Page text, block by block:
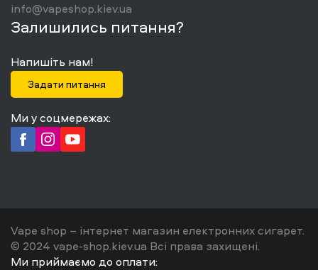
info@vapeshop.kiev.ua
Залишились питання?
Напишіть нам!
Задати питання
Ми у соцмережах:
Vape shop – інтернет магазин електронних сигарет.
© 2024 vape-shop.kiev.ua Всі права захищені.
Ми приймаємо до оплати: